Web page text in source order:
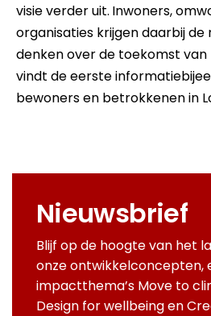
visie verder uit. Inwoners,
organisaties krijgen daarbij
denken over de toekomst van
vindt de eerste
bewoners en betrokkenen in
Nieuwsbrief
Blijf op de hoogte van het
onze ontwikkelconcepten,
impactthema’s Move to
Design for wellbeing en